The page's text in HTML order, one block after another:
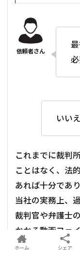
いい
これまでに裁判
ことはなく、法
あれば十分であ
当社の実務上、
裁判官や弁護士
かかる動画ファ
です。
ホーム シェア